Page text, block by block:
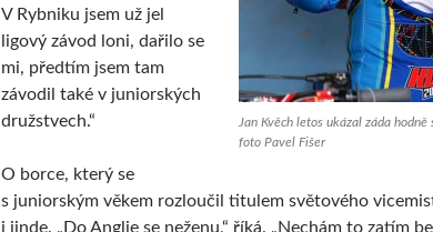
Jan Kvěch letos ukázal záda hodně
foto Pavel Fišer
V Rybniku jsem už jel
ligový závod loni, dařilo se
mi, předtím jsem tam
závodil také v juniorských
družstvech.“
O borce, který se
s juniorským věkem rozloučil titulem světového
i jinde. „Do Anglie se neženu,“ říká. „Nechám to zatím